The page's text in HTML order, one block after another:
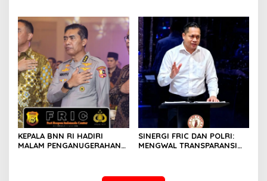
KEPALA BNN RI HADIRI
MALAM PENGANUGERAHAN
SINERGI FRIC DAN POLRI:
MENGWAL TRANSPARANSI